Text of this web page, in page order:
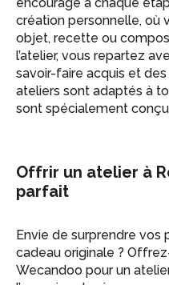
création personnelle, où
objet, recette ou
l’atelier, vous repartez
savoir-faire acquis et
ateliers sont adaptés à
sont spécialement
Offrir un atelier à
parfait
Envie de surprendre vos
cadeau originale ?
Wecandoo pour un